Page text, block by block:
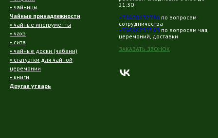
• чайницы
Чайные принадлежности
• чайные инструменты
• чахэ
• сита
• чайные доски (чабани)
• статуэтки для чайной
церемонии
• книги
Другая утварь
21:30
+79678632786 по вопросам
сотрудничества
+79090733593 по вопросам чая,
церемоний, доставки
ЗАКАЗАТЬ ЗВОНОК